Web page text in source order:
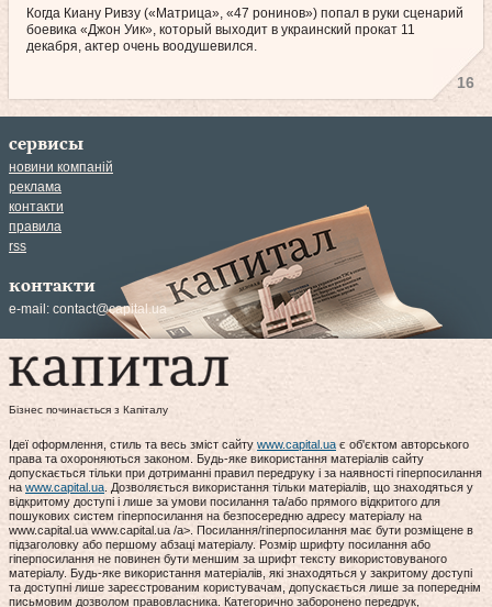
Когда Киану Ривзу («Матрица», «47 ронинов») попал в руки сценарий
боевика «Джон Уик», который выходит в украинский прокат 11
декабря, актер очень воодушевился.
16
сервисы
новини компаній
реклама
контакти
правила
rss
контакти
e-mail: contact@capital.ua
Бізнес починається з Капіталу
Ідеї оформлення, стиль та весь зміст сайту www.capital.ua є об'єктом авторського
права та охороняються законом. Будь-яке використання матеріалів сайту
допускається тільки при дотриманні правил передруку і за наявності гіперпосилання
на www.capital.ua . Дозволяється використання тільки матеріалів, що знаходяться у
відкритому доступі і лише за умови посилання та/або прямого відкритого для
пошукових систем гіперпосилання на безпосередню адресу матеріалу на
www.capital.ua www.capital.ua /a>. Посилання/гіперпосилання має бути розміщене в
підзаголовку або першому абзаці матеріалу. Розмір шрифту посилання або
гіперпосилання не повинен бути меншим за шрифт тексту використовуваного
матеріалу. Будь-яке використання матеріалів, які знаходяться у закритому доступі
та доступні лише зареєстрованим користувачам, допускається лише за попереднім
письмовим дозволом правовласника. Категорично заборонено передрук,